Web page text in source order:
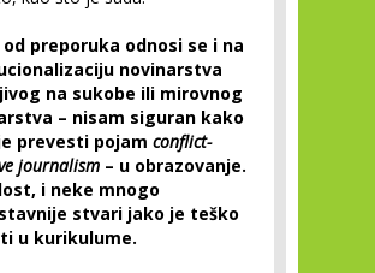
od preporuka odnosi se i na
novinarstva
na sukobe ili mirovnog
– nisam siguran kako
prevesti pojam conflict-
journalism – u obrazovanje.
i neke mnogo
stvari jako je teško
u kurikulume.